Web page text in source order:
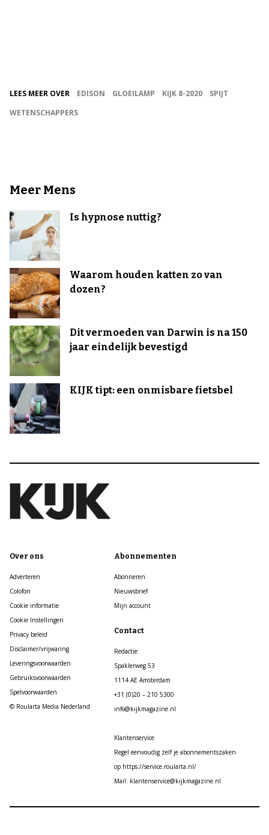
LEES MEER OVER EDISON GLOEILAMP KIJK 8-2020
SPIJT
WETENSCHAPPERS
Meer Mens
Is hypnose nuttig?
Waarom houden katten zo van
dozen?
Dit vermoeden van Darwin is na 150
jaar eindelijk bevestigd
KIJK tipt: een onmisbare fietsbel
Over ons
Adverteren
Colofon
Cookie informatie
Cookie Instellingen
Privacy beleid
Disclaimer/vrijwaring
Leveringsvoorwaarden
Gebruiksvoorwaarden
Spelvoorwaarden
© Roularta Media Nederland
Abonnementen
Abonneren
Nieuwsbrief
Mijn account
Contact
Redactie
Spaklerweg 53
1114 AE Amsterdam
+31 (0)20 – 210 5300
info@kijkmagazine.nl
Klantenservice
Regel eenvoudig zelf je abonnementszaken
op https://service.roularta.nl/
Mail: klantenservice@kijkmagazine.nl